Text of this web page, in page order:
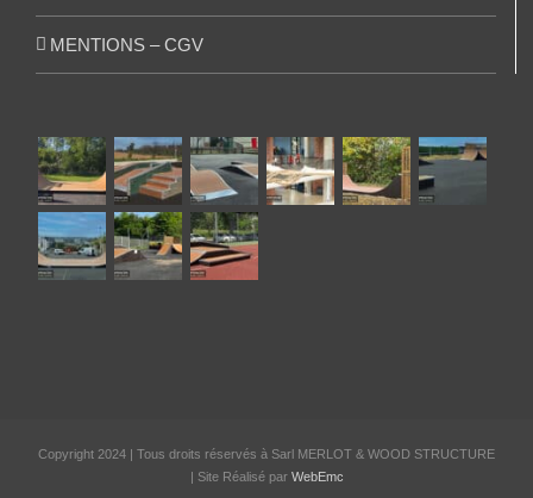
MENTIONS – CGV
Copyright 2024 | Tous droits réservés à Sarl MERLOT & WOOD STRUCTURE
| Site Réalisé par WebEmc